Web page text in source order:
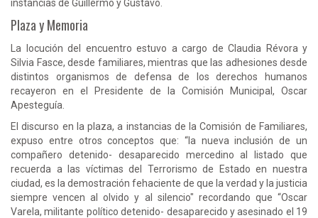
instancias de Guillermo y Gustavo.
Plaza y Memoria
La locución del encuentro estuvo a cargo de Claudia Révora y
Silvia Fasce, desde familiares, mientras que las adhesiones desde
distintos organismos de defensa de los derechos humanos
recayeron en el Presidente de la Comisión Municipal, Oscar
Apesteguía.
El discurso en la plaza, a instancias de la Comisión de Familiares,
expuso entre otros conceptos que: “la nueva inclusión de un
compañero detenido- desaparecido mercedino al listado que
recuerda a las víctimas del Terrorismo de Estado en nuestra
ciudad, es la demostración fehaciente de que la verdad y la justicia
siempre vencen al olvido y al silencio" recordando que “Oscar
Varela, militante político detenido- desaparecido y asesinado el 19